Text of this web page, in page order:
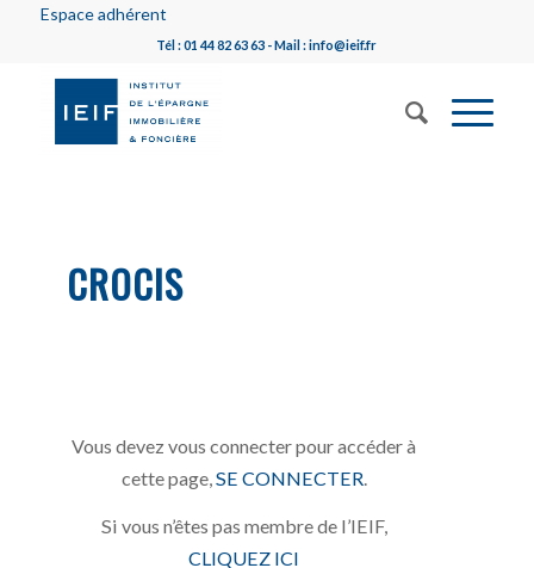
Espace adhérent
Tél : 01 44 82 63 63 - Mail : info@ieif.fr
CROCIS
Vous devez vous connecter pour accéder à
cette page, SE CONNECTER
Si vous n’êtes pas membre de l’IEIF,
CLIQUEZ ICI